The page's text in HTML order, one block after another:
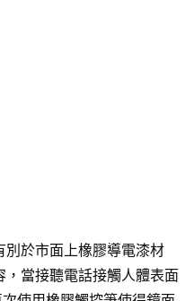
於市面上橡膠導電漆材
當接聽電話接觸人體表面